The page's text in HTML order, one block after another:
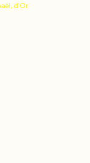
d'Or